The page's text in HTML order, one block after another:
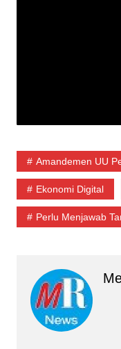
Amandemen UU
Ekonomi Digital
Perlu Menjawab